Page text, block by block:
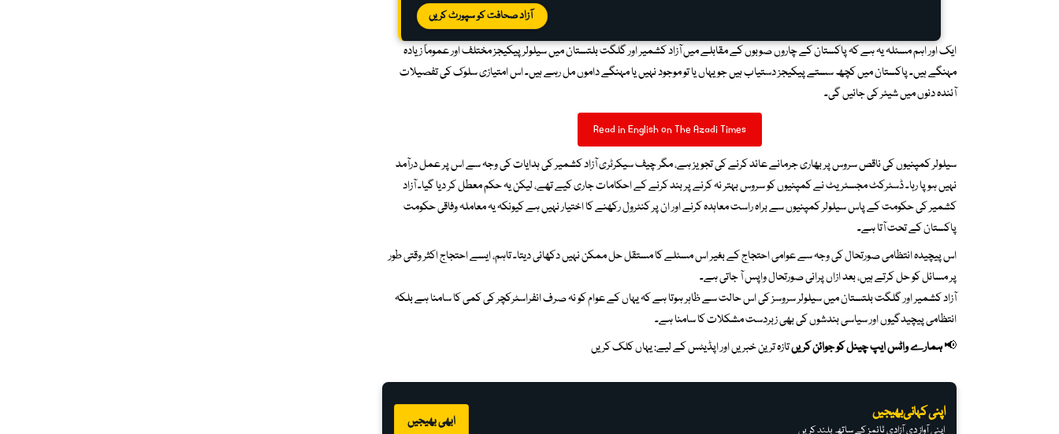
آزاد صحافت کو سپورٹ کریں
ایک اور اہم مسئلہ یہ ہے کہ پاکستان کے چاروں صوبوں کے مقابلے میں آزاد کشمیر اور گلگت بلتستان میں سیلولر پیکیجز مختلف اور عموماً زیادہ
مہنگے ہیں۔ پاکستان میں کچھ سستے پیکیجز دستیاب ہیں جو یہاں یا تو موجود نہیں یا مہنگے داموں مل رہے ہیں۔ اس امتیازی سلوک کی تفصیلات
آئندہ دنوں میں شیئر کی جائیں گی۔
Read in English on The Azadi Times
سیلولر کمپنیوں کی ناقص سروس پر بھاری جرمانے عائد کرنے کی تجویز ہے، مگر چیف سیکرٹری آزاد کشمیر کی ہدایات کی وجہ سے اس پر عمل درآمد
نہیں ہو پا رہا۔ ڈسٹرکٹ مجسٹریٹ نے کمپنیوں کو سروس بہتر نہ کرنے پر بند کرنے کے احکامات جاری کیے تھے، لیکن یہ حکم معطل کر دیا گیا۔ آزاد
کشمیر کی حکومت کے پاس سیلولر کمپنیوں سے براہ راست معاہدہ کرنے اور ان پر کنٹرول رکھنے کا اختیار نہیں ہے کیونکہ یہ معاملہ وفاقی حکومت
پاکستان کے تحت آتا ہے۔
اس پیچیدہ انتظامی صورتحال کی وجہ سے عوامی احتجاج کے بغیر اس مسئلے کا مستقل حل ممکن نہیں دکھائی دیتا۔ تاہم، ایسے احتجاج اکثر وقتی طور
پر مسائل کو حل کرتے ہیں، بعد ازاں پرانی صورتحال واپس آ جاتی ہے۔
آزاد کشمیر اور گلگت بلتستان میں سیلولر سروسز کی اس حالت سے ظاہر ہوتا ہے کہ یہاں کے عوام کو نہ صرف انفراسٹرکچر کی کمی کا سامنا ہے بلکہ
انتظامی پیچیدگیوں اور سیاسی بندشوں کی بھی زبردست مشکلات کا سامنا ہے۔
📢ہمارے واٹس ایپ چینل کو جوائن کریںتازہ ترین خبریں اور اپڈیٹس کے لیے:یہاں کلک کریں
اپنی کہانی بھیجیں
اپنی آواز دی آزادی ٹائمز کے ساتھ بلند کریں
ابھی بھیجیں